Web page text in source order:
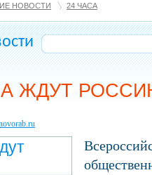
НОВОСТИ 24 ЧАСА
ЖДУТ